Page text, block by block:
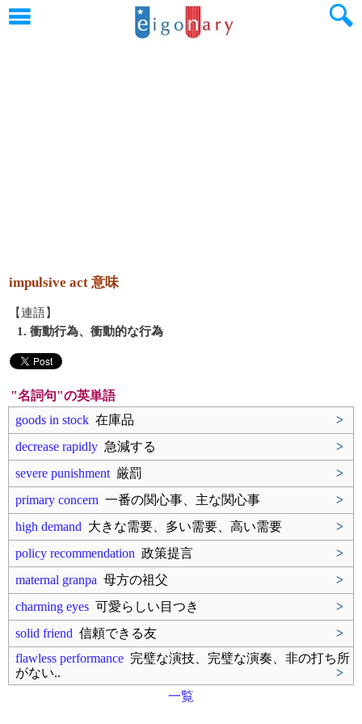
impulsive act 意味
【連語】
1. 衝動行為、衝動的な行為
"名詞句"の英単語
goods in stock 在庫品
>
decrease rapidly 急減する
>
severe punishment 厳罰
>
primary concern 一番の関心事、主な関心事
>
high demand 大きな需要、多い需要、高い需要
>
policy recommendation 政策提言
>
maternal granpa 母方の祖父
>
charming eyes 可愛らしい目つき
>
solid friend 信頼できる友
>
flawless performance 完璧な演技、完璧な演奏、非の打ち所
がない..
>
一覧